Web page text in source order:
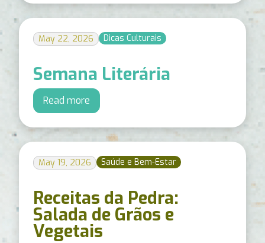
May 22, 2026 Dicas Culturais
Semana Literária
Read more
May 19, 2026 Saúde e Bem-Estar
Receitas da Pedra:
Salada de Grãos e
Vegetais